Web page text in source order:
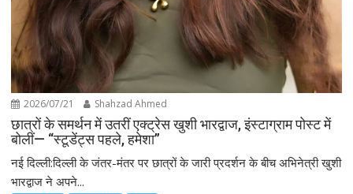
2026/07/21 Shahzad Ahmed
छात्रों के समर्थन में उतरीं एक्ट्रेस खुशी भारद्वाज, इंस्टाग्राम पोस्ट में
बोलीं— “स्टूडेंट्स पहले, हमेशा”
नई दिल्ली:दिल्ली के जंतर-मंतर पर छात्रों के जारी प्रदर्शन के बीच अभिनेत्री खुशी
भारद्वाज ने अपने...